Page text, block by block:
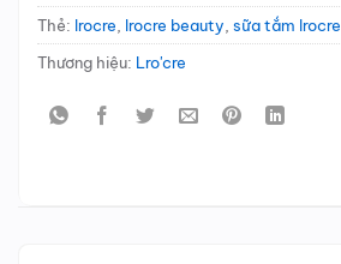
Thẻ: lrocre lrocre beauty sữa tắm lrocre
Thương hiệu: Lro'cre